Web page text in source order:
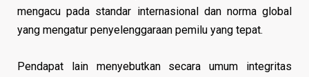
mengacu pada standar internasional dan norma global
yang mengatur penyelenggaraan pemilu yang tepat.
Pendapat lain menyebutkan secara umum integritas